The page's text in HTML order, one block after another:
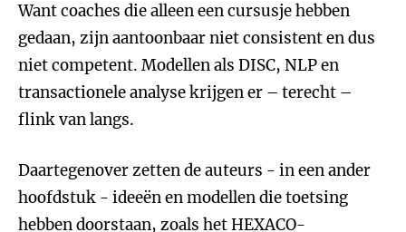
Want coaches die alleen een cursusje hebben
gedaan, zijn aantoonbaar niet consistent en dus
niet competent. Modellen als DISC, NLP en
transactionele analyse krijgen er – terecht –
flink van langs.
Daartegenover zetten de auteurs - in een ander
hoofdstuk - ideeën en modellen die toetsing
hebben doorstaan, zoals het HEXACO-